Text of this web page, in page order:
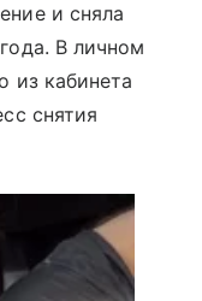
и сняла
В личном
из кабинета
снятия